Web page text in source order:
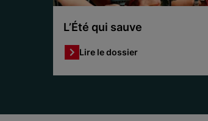
L’Été qui sauve
Lire le dossier